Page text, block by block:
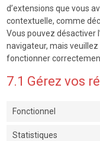
d’extensions que vous
contextuelle, comme
Vous pouvez désactiver
navigateur, mais
fonctionner
7.1 Gérez vos
Fonctionnel
Statistiques